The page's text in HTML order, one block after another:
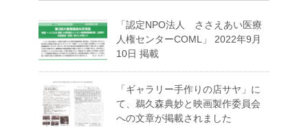
「認定NPO法人 ささえあい医療
人権センターCOML」 2022年9月
10日 掲載
「ギャラリー手作りの店サヤ」に
て、鵜久森典妙と映画製作委員会
への文章が掲載されました